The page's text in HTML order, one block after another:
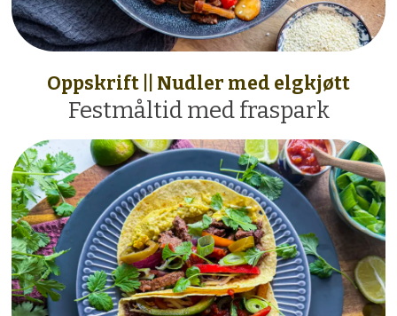
Oppskrift || Nudler med elgkjøtt
Festmåltid med fraspark